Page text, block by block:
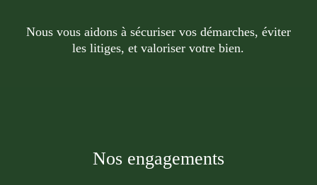
Nous vous aidons à sécuriser vos démarches, éviter
les litiges, et valoriser votre bien.
Nos engagements